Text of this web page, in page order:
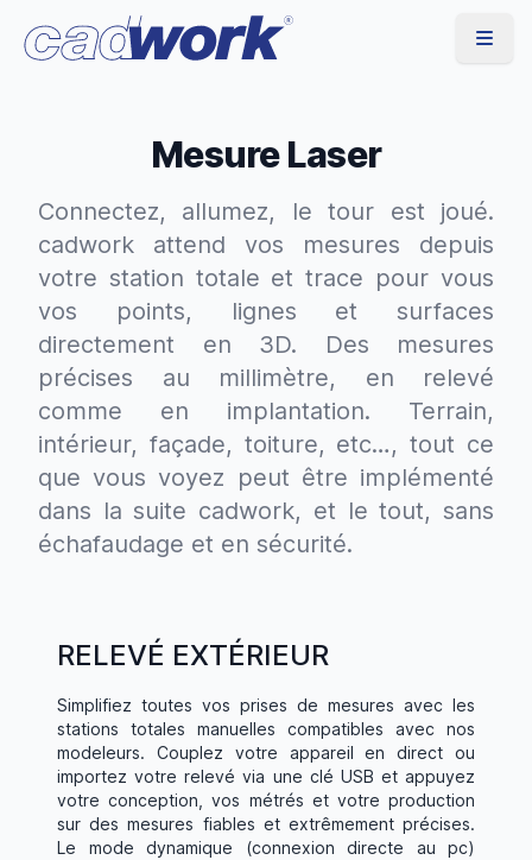
Mesure Laser
Connectez, allumez, le tour est joué.
cadwork attend vos mesures depuis
votre station totale et trace pour vous
vos points, lignes et surfaces
directement en 3D. Des mesures
précises au millimètre, en relevé
comme en implantation. Terrain,
intérieur, façade, toiture, etc…, tout ce
que vous voyez peut être implémenté
dans la suite cadwork, et le tout, sans
échafaudage et en sécurité.
RELEVÉ EXTÉRIEUR
Simplifiez toutes vos prises de mesures avec les
stations totales manuelles compatibles avec nos
modeleurs. Couplez votre appareil en direct ou
importez votre relevé via une clé USB et appuyez
votre conception, vos métrés et votre production
sur des mesures fiables et extrêmement précises.
Le mode dynamique (connexion directe au pc)